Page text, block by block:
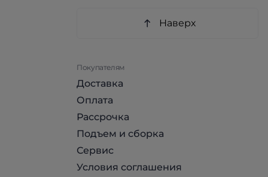
Наверх
Покупателям
Доставка
Оплата
Рассрочка
Подъем и сборка
Сервис
Условия соглашения